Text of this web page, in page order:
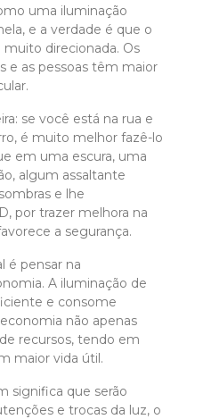
uma iluminação
e a verdade é que o
direcionada. Os
e as pessoas têm maior
se você está na rua e
é muito melhor fazê-lo
em uma escura, uma
algum assaltante
e lhe
por trazer melhora na
a segurança.
é pensar na
A iluminação de
e consome
não apenas
recursos, tendo em
maior vida útil.
significa que serão
e trocas da luz, o